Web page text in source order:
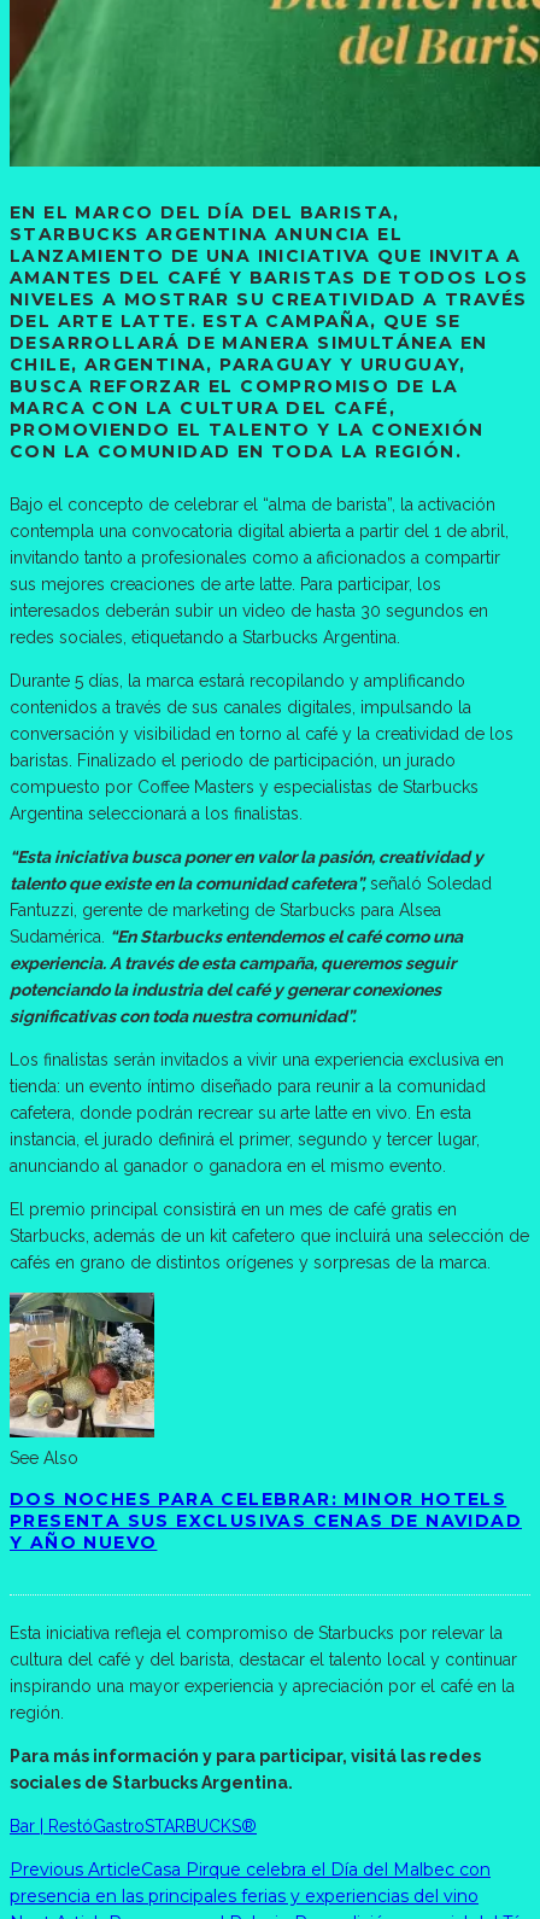
EN EL MARCO DEL DÍA DEL BARISTA,
STARBUCKS ARGENTINA ANUNCIA EL
LANZAMIENTO DE UNA INICIATIVA QUE INVITA A
AMANTES DEL CAFÉ Y BARISTAS DE TODOS LOS
NIVELES A MOSTRAR SU CREATIVIDAD A TRAVÉS
DEL ARTE LATTE. ESTA CAMPAÑA, QUE SE
DESARROLLARÁ DE MANERA SIMULTÁNEA EN
CHILE, ARGENTINA, PARAGUAY Y URUGUAY,
BUSCA REFORZAR EL COMPROMISO DE LA
MARCA CON LA CULTURA DEL CAFÉ,
PROMOVIENDO EL TALENTO Y LA CONEXIÓN
CON LA COMUNIDAD EN TODA LA REGIÓN.
Bajo el concepto de celebrar el “alma de barista”, la activación
contempla una convocatoria digital abierta a partir del 1 de abril,
invitando tanto a profesionales como a aficionados a compartir
sus mejores creaciones de arte latte. Para participar, los
interesados deberán subir un video de hasta 30 segundos en
redes sociales, etiquetando a Starbucks Argentina.
Durante 5 días, la marca estará recopilando y amplificando
contenidos a través de sus canales digitales, impulsando la
conversación y visibilidad en torno al café y la creatividad de los
baristas. Finalizado el periodo de participación, un jurado
compuesto por Coffee Masters y especialistas de Starbucks
Argentina seleccionará a los finalistas.
“Esta iniciativa busca poner en valor la pasión, creatividad y
talento que existe en la comunidad cafetera”,señaló Soledad
Fantuzzi, gerente de marketing de Starbucks para Alsea
Sudamérica.
“En Starbucks entendemos el café como una
experiencia. A través de esta campaña, queremos seguir
potenciando la industria del café y generar conexiones
significativas con toda nuestra comunidad”.
Los finalistas serán invitados a vivir una experiencia exclusiva en
tienda: un evento íntimo diseñado para reunir a la comunidad
cafetera, donde podrán recrear su arte latte en vivo. En esta
instancia, el jurado definirá el primer, segundo y tercer lugar,
anunciando al ganador o ganadora en el mismo evento.
El premio principal consistirá en un mes de café gratis en
Starbucks, además de un kit cafetero que incluirá una selección de
cafés en grano de distintos orígenes y sorpresas de la marca.
See Also
DOS NOCHES PARA CELEBRAR: MINOR HOTELS
PRESENTA SUS EXCLUSIVAS CENAS DE NAVIDAD
Y AÑO NUEVO
Esta iniciativa refleja el compromiso de Starbucks por relevar la
cultura del café y del barista, destacar el talento local y continuar
inspirando una mayor experiencia y apreciación por el café en la
región.
Para más información y para participar, visitá las redes
sociales de Starbucks Argentina.
Bar | RestóGastroSTARBUCKS®
Previous ArticleCasa Pirque celebra el Día del Malbec con
presencia en las principales ferias y experiencias del vino